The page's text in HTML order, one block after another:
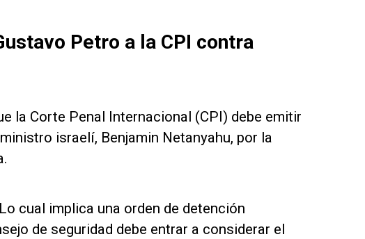
Petro a la CPI contra
la Corte Penal Internacional (CPI) debe emitir
israelí, Benjamin Netanyahu, por la
cual implica una orden de detención
de seguridad debe entrar a considerar el